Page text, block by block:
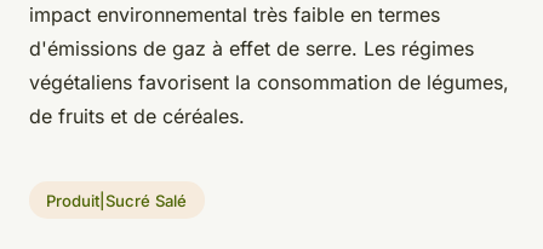
impact environnemental très faible en termes
d'émissions de gaz à effet de serre. Les régimes
végétaliens favorisent la consommation de légumes,
de fruits et de céréales.
Produit|Sucré Salé